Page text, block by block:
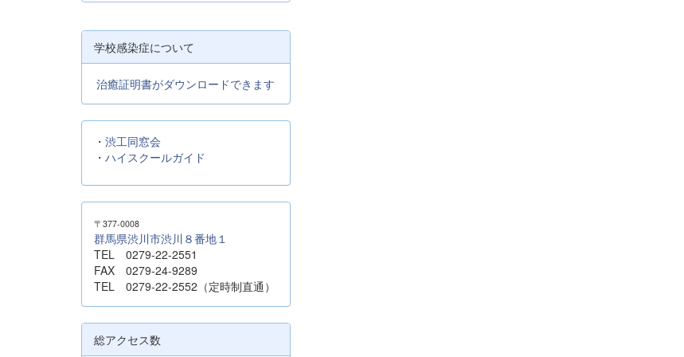
学校感染症について
治癒証明書がダウンロードできます
・ 渋工同窓会
・ ハイスクールガイド
〒377-0008
群馬県渋川市渋川８番地１
TEL 0279-22-2551
FAX 0279-24-9289
TEL 0279-22-2552（定時制直通）
総アクセス数